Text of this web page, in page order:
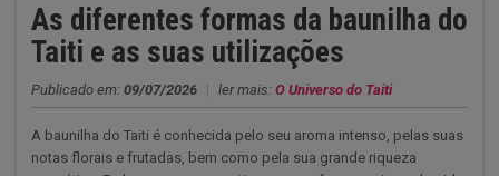
As diferentes formas da baunilha do
Taiti e as suas utilizações
Publicado em: 09/07/2026 | ler mais: O Universo do Taiti
A baunilha do Taiti é conhecida pelo seu aroma intenso, pelas suas
notas florais e frutadas, bem como pela sua grande riqueza